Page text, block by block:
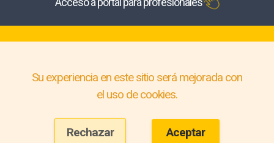
Su experiencia en este sitio será mejorada con
el uso de cookies.
Rechazar Aceptar